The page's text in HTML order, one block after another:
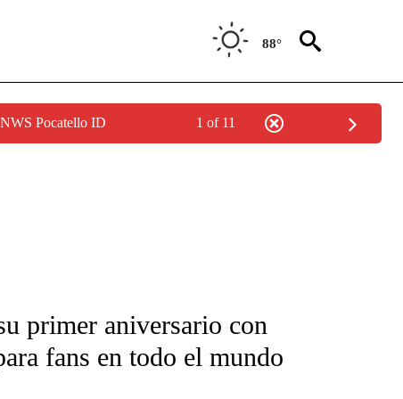
88°
Pocatello ID 1 of 11
ABOUT NEW PAGES ON "CNN-SPANISH".
primer aniversario con
fans en todo el mundo